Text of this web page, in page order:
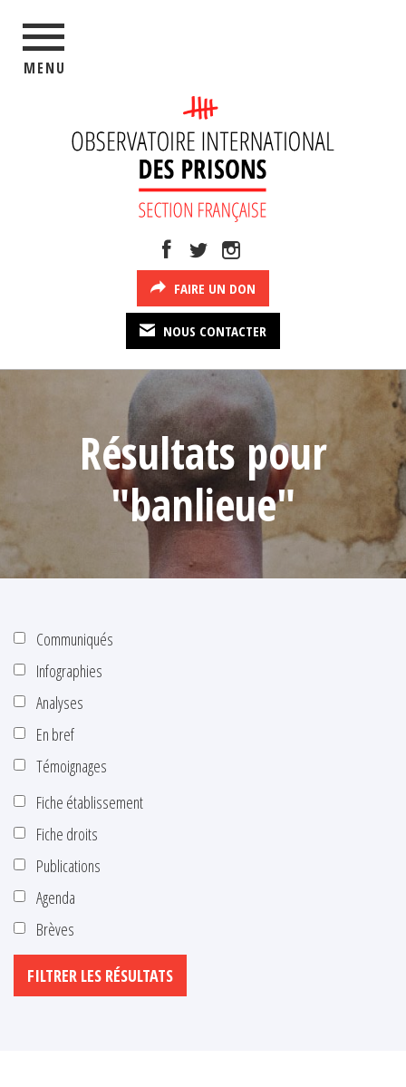
MENU
FAIRE UN DON
NOUS CONTACTER
Résultats pour
"banlieue"
Communiqués
Infographies
Analyses
En bref
Témoignages
Fiche établissement
Fiche droits
Publications
Agenda
Brèves